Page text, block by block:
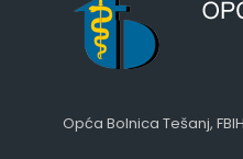
Opća Bolnica Tešanj,